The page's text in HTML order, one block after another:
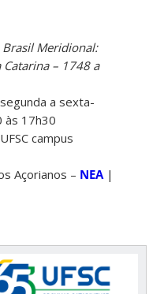
Meridional:
Catarina – 1748 a
a sexta-
às 17h30
campus
Açorianos – NEA |